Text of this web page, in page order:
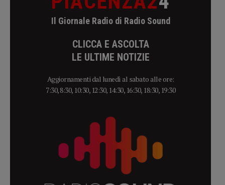
Il Giornale Radio di Radio Sound
CLICCA E ASCOLTA
LE ULTIME NOTIZIE
Aggiornamenti dal lunedì al sabato alle ore:
7:30, 8:30, 10:30, 12:30, 14:30, 16:30, 18:30, 19:30